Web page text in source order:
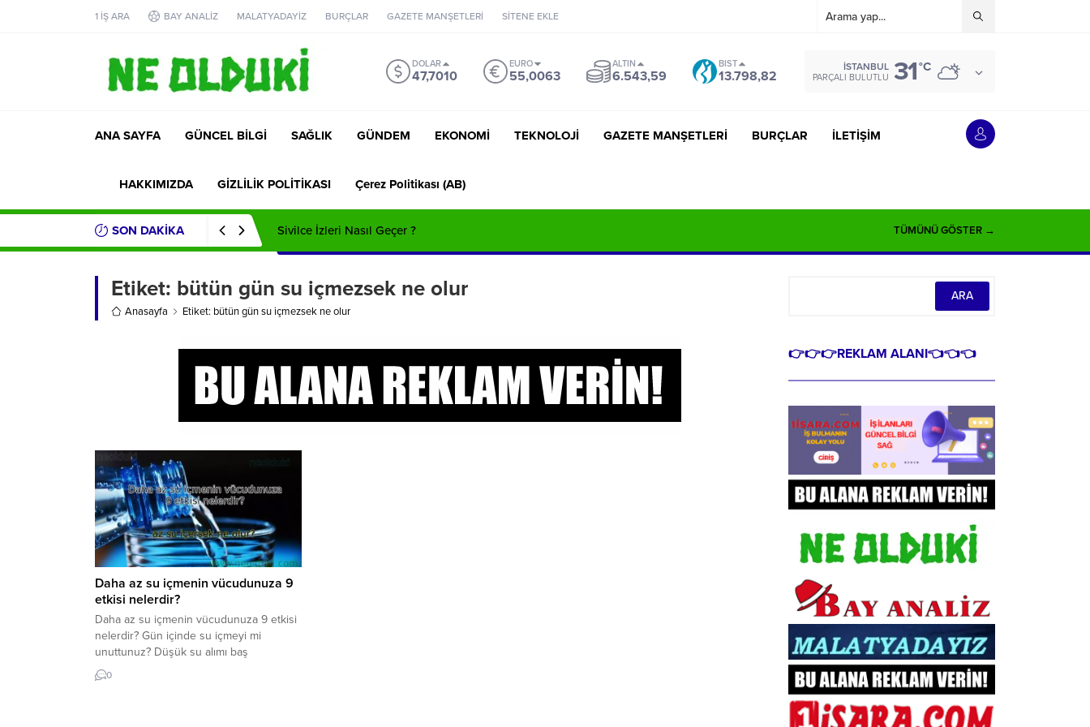
1 İŞ ARA BAY ANALİZ MALATYADAYİZ BURÇLAR GAZETE MANŞETLERİ SİTENE EKLE
DOLAR
47,7010
EURO
55,0063
ALTIN
6.543,59
BIST
13.798,82
İSTANBUL
PARÇALI BULUTLU 31°C
ANA SAYFA GÜNCEL BİLGİ SAĞLIK GÜNDEM EKONOMİ TEKNOLOJİ GAZETE MANŞETLERİ BURÇLAR İLETİŞİM
HAKKIMIZDA GİZLİLİK POLİTİKASI Çerez Politikası (AB)
SON DAKİKA Sivilce İzleri Nasıl Geçer ? TÜMÜNÜ GÖSTER →
Etiket: bütün gün su içmezsek ne olur
Anasayfa Etiket: bütün gün su içmezsek ne olur
Daha az su içmenin vücudunuza 9
etkisi nelerdir?
Daha az su içmenin vücudunuza 9 etkisi
nelerdir? Gün içinde su içmeyi mi
unuttunuz? Düşük su alımı baş
ağrısından mide yanmasına kadar pek
çok soruna neden olabilir.Daha az su
0
👉👉👉REKLAM ALANI👈👈👈